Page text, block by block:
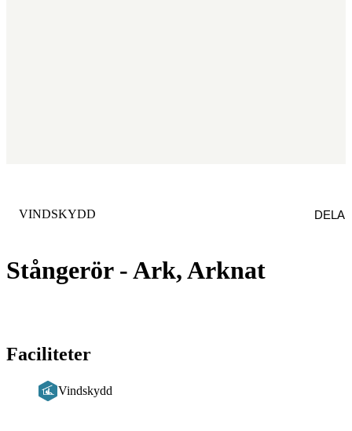
Stångerör - Ark, Arknat
KATEGORI:
VINDSKYDD DELA
Faciliteter
Vindskydd